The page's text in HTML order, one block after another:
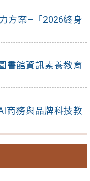
方案—「2026終身
書館資訊素養教育
商務與品牌科技教